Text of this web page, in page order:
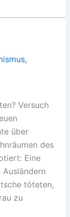
,
Versuch
über
des
Eine
töteten,
zu